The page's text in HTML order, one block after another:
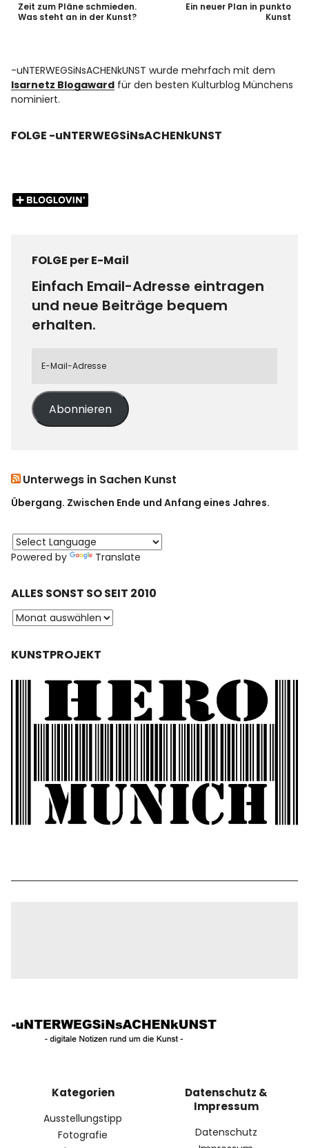
Zeit zum Pläne schmieden.
Was steht an in der Kunst?
Ein neuer Plan in punkto
Kunst
-uNTERWEGSiNsACHENkUNST wurde mehrfach mit dem
Isarnetz Blogaward für den besten Kulturblog Münchens
nominiert.
FOLGE -uNTERWEGSiNsACHENkUNST
FOLGE per E-Mail
Einfach Email-Adresse eintragen
und neue Beiträge bequem
erhalten.
Abonnieren
Unterwegs in Sachen Kunst
Übergang. Zwischen Ende und Anfang eines Jahres.
Powered by Translate
ALLES SONST SO SEIT 2010
KUNSTPROJEKT
Kategorien
Ausstellungstipp
Fotografie
Datenschutz &
Impressum
Datenschutz